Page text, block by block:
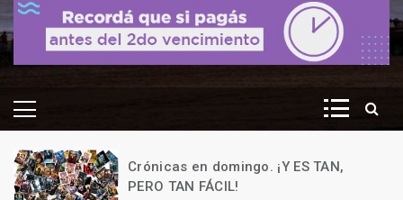
Crónicas en domingo. ¡Y ES TAN,
PERO TAN FÁCIL!